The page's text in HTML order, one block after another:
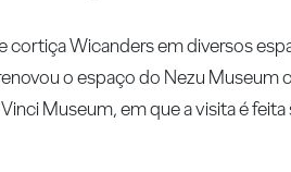
Wicanders em diversos
o espaço do Nezu
Museum, em que a visita é